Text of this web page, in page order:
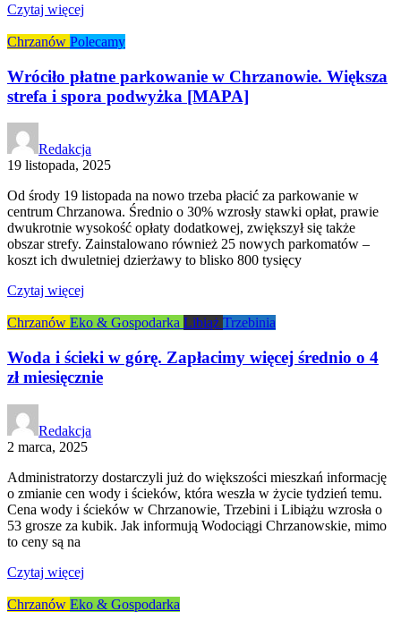
Czytaj więcej
Chrzanów Polecamy
Wróciło płatne parkowanie w Chrzanowie. Większa
strefa i spora podwyżka [MAPA]
Redakcja
19 listopada, 2025
Od środy 19 listopada na nowo trzeba płacić za parkowanie w
centrum Chrzanowa. Średnio o 30% wzrosły stawki opłat, prawie
dwukrotnie wysokość opłaty dodatkowej, zwiększył się także
obszar strefy. Zainstalowano również 25 nowych parkomatów –
koszt ich dwuletniej dzierżawy to blisko 800 tysięcy
Czytaj więcej
Chrzanów Eko & Gospodarka Libiąż Trzebinia
Woda i ścieki w górę. Zapłacimy więcej średnio o 4
zł miesięcznie
Redakcja
2 marca, 2025
Administratorzy dostarczyli już do większości mieszkań informację
o zmianie cen wody i ścieków, która weszła w życie tydzień temu.
Cena wody i ścieków w Chrzanowie, Trzebini i Libiążu wzrosła o
53 grosze za kubik. Jak informują Wodociągi Chrzanowskie, mimo
to ceny są na
Czytaj więcej
Chrzanów Eko & Gospodarka